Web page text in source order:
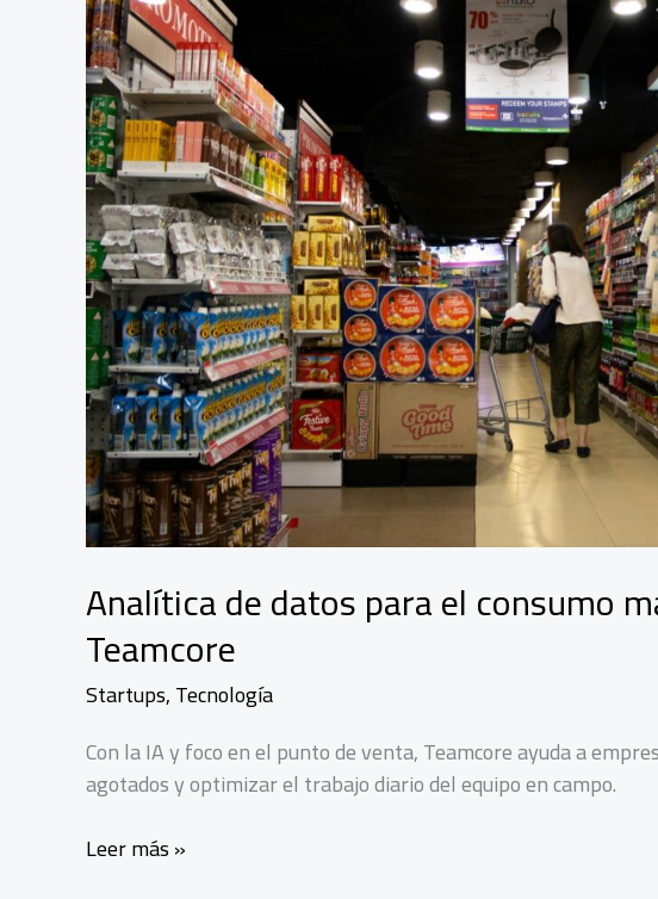
Analítica de datos para el consumo
Teamcore
Startups,Tecnología
Con la IA y foco en el punto de venta, Teamcore ayuda a
agotados y optimizar el trabajo diario del equipo en campo.
Analítica
Leer más »